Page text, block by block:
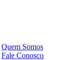
Quem Somos
Fale Conosco